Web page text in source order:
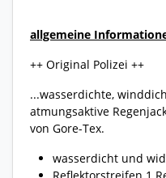
allgemeine
++ Original Polizei ++
...wasserdichte,
atmungsaktive
von Gore-Tex.
wasserdicht und